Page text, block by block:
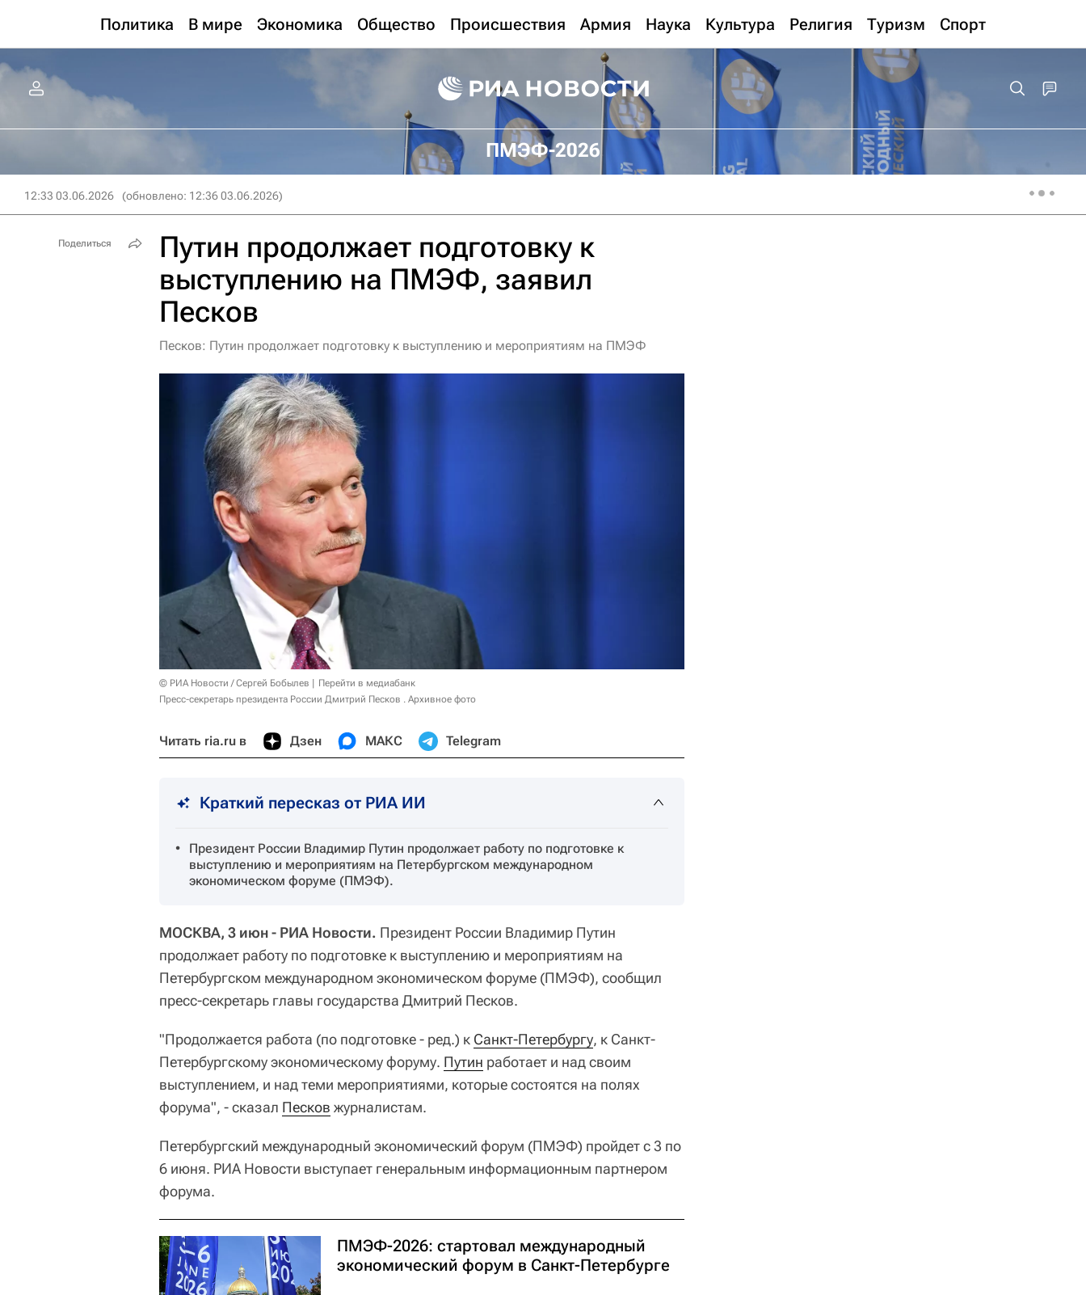
Политика В мире Экономика Общество Происшествия Армия Наука Культура Религия Туризм Спорт
ПМЭФ-2026
12:33 03.06.2026 (обновлено: 12:36 03.06.2026)
Путин продолжает подготовку к
выступлению на ПМЭФ, заявил
Песков
Песков: Путин продолжает подготовку к выступлению и мероприятиям на ПМЭФ
© РИА Новости / Сергей Бобылев
Перейти в медиабанк
Пресс-секретарь президента России Дмитрий Песков . Архивное фото
Читать ria.ru в Дзен МАКС Telegram
Краткий пересказ от РИА ИИ
Президент России Владимир Путин продолжает работу по подготовке к
выступлению и мероприятиям на Петербургском международном
экономическом форуме (ПМЭФ).
МОСКВА, 3 июн - РИА Новости. Президент России Владимир Путин
продолжает работу по подготовке к выступлению и мероприятиям на
Петербургском международном экономическом форуме (ПМЭФ), сообщил
пресс-секретарь главы государства Дмитрий Песков.
"Продолжается работа (по подготовке - ред.) к Санкт-Петербургу, к Санкт-
Петербургскому экономическому форуму. Путин работает и над своим
выступлением, и над теми мероприятиями, которые состоятся на полях
форума", - сказал Песков журналистам.
Петербургский международный экономический форум (ПМЭФ) пройдет с 3 по
6 июня. РИА Новости выступает генеральным информационным партнером
форума.
ПМЭФ-2026: стартовал международный
экономический форум в Санкт-Петербурге
Поделиться